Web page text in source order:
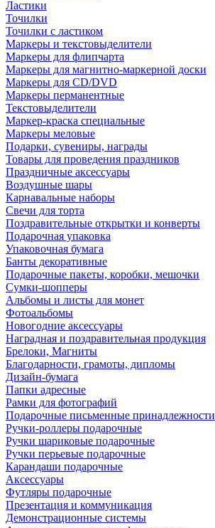
Ластики
Точилки
Точилки с ластиком
Маркеры и текстовыделители
Маркеры для флипчарта
Маркеры для магнитно-маркерной доски
Маркеры для CD/DVD
Маркеры перманентные
Текстовыделители
Маркер-краска специальные
Маркеры меловые
Подарки, сувениры, награды
Товары для проведения праздников
Праздничные аксессуары
Воздушные шары
Карнавальные наборы
Свечи для торта
Поздравительные открытки и конверты
Подарочная упаковка
Упаковочная бумага
Банты декоративные
Подарочные пакеты, коробки, мешочки
Сумки-шопперы
Альбомы и листы для монет
Фотоальбомы
Новогодние аксессуары
Наградная и поздравительная продукция
Брелоки, Магниты
Благодарности, грамоты, дипломы
Дизайн-бумага
Папки адресные
Рамки для фотографий
Подарочные письменные принадлежности
Ручки-роллеры подарочные
Ручки шариковые подарочные
Ручки перьевые подарочные
Карандаши подарочные
Аксессуары
Футляры подарочные
Презентация и коммуникация
Демонстрационные системы